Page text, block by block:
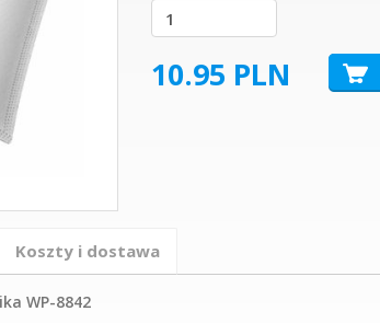
10.95 PLN
Koszty i dostawa
WP-8842